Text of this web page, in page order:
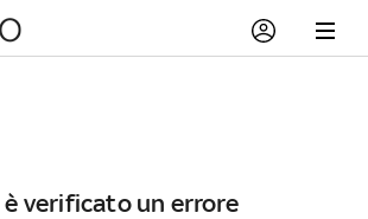
è verificato un errore